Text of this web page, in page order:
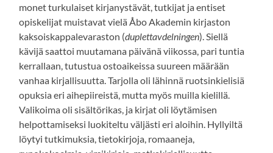
monet turkulaiset kirjanystävät, tutkijat ja entiset
opiskelijat muistavat vielä Åbo Akademin kirjaston
kaksoiskappalevaraston (duplettavdelningen). Siellä
kävijä saattoi muutamana päivänä viikossa, pari tuntia
kerrallaan, tutustua ostoaikeissa suureen määrään
vanhaa kirjallisuutta. Tarjolla oli lähinnä ruotsinkielisiä
opuksia eri aihepiireistä, mutta myös muilla kielillä.
Valikoima oli sisältörikas, ja kirjat oli löytämisen
helpottamiseksi luokiteltu väljästi eri aloihin. Hyllyiltä
löytyi tutkimuksia, tietokirjoja, romaaneja,